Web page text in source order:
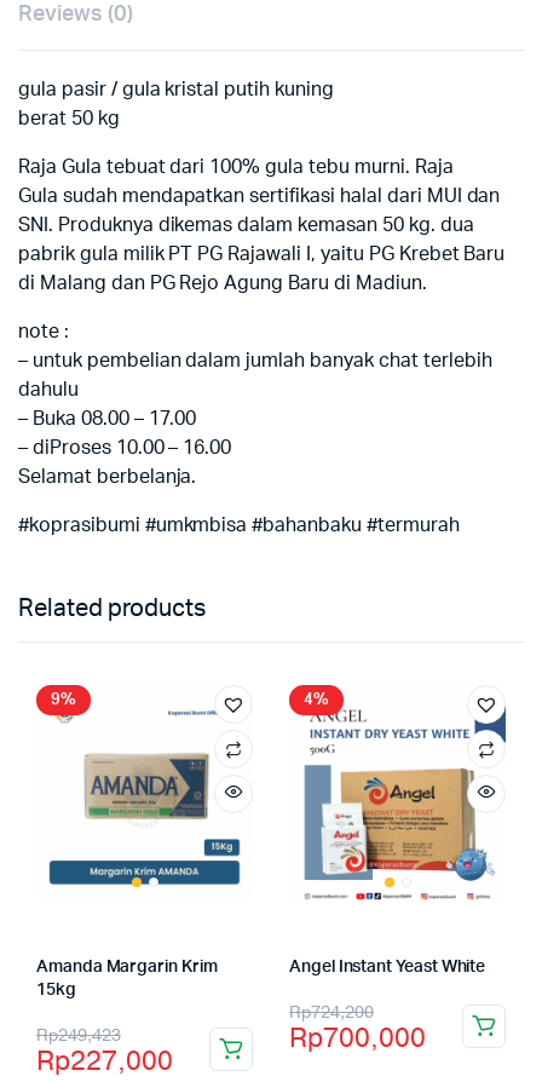
Reviews (0)
gula pasir / gula kristal putih kuning
berat 50 kg
Raja Gula tebuat dari 100% gula tebu murni. Raja
Gula sudah mendapatkan sertifikasi halal dari MUI dan
SNI. Produknya dikemas dalam kemasan 50 kg. dua
pabrik gula milik PT PG Rajawali I, yaitu PG Krebet Baru
di Malang dan PG Rejo Agung Baru di Madiun.
note :
– untuk pembelian dalam jumlah banyak chat terlebih
dahulu
– Buka 08.00 – 17.00
– diProses 10.00 – 16.00
Selamat berbelanja.
#koprasibumi #umkmbisa #bahanbaku #termurah
Related products
9%
Amanda Margarin Krim
15kg
Rp249,423
Rp227,000
4%
Angel Instant Yeast White
Rp724,200
Rp700,000